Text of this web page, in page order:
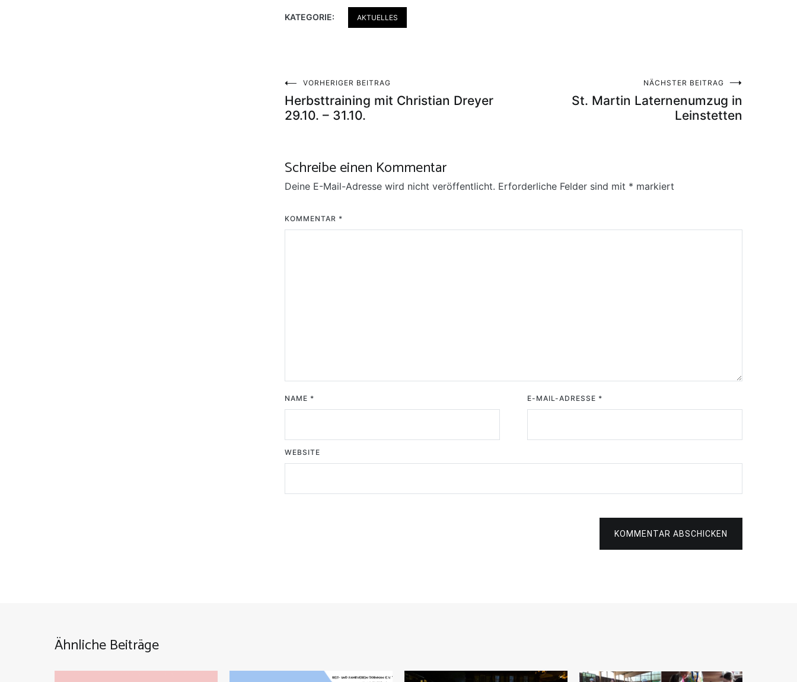
KATEGORIE: AKTUELLES
Beitragsnavigation
VORHERIGER BEITRAG
Herbsttraining mit Christian Dreyer
29.10. – 31.10.
NÄCHSTER BEITRAG
St. Martin Laternenumzug in
Leinstetten
Schreibe einen Kommentar
Deine E-Mail-Adresse wird nicht veröffentlicht. Erforderliche Felder sind mit * markiert
KOMMENTAR *
NAME * E-MAIL-ADRESSE *
WEBSITE
KOMMENTAR ABSCHICKEN
Ähnliche Beiträge